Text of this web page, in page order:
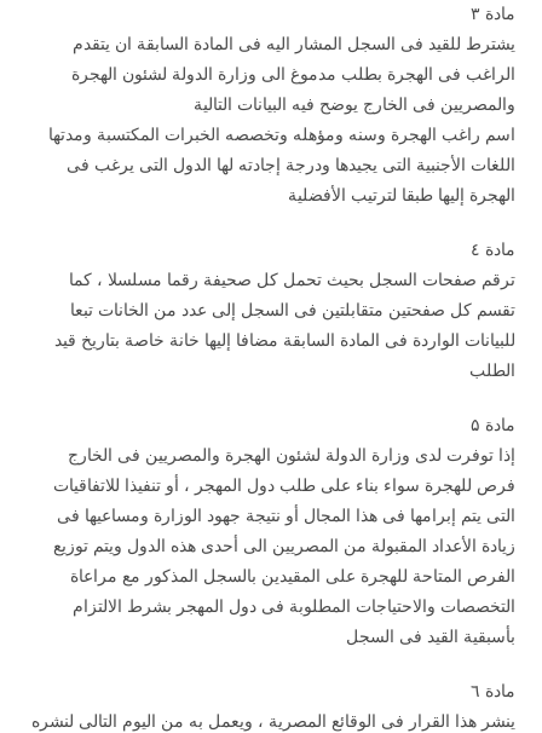
مادة ۳
يشترط للقيد فى السجل المشار اليه فى المادة السابقة ان يتقدم
الراغب فى الهجرة بطلب مدموغ الى وزارة الدولة لشئون الهجرة
والمصريين فى الخارج يوضح فيه البيانات التالية
اسم راغب الهجرة وسنه ومؤهله وتخصصه الخبرات المكتسبة ومدتها
اللغات الأجنبية التى يجيدها ودرجة إجادته لها الدول التى يرغب فى
الهجرة إليها طبقا لترتيب الأفضلية
مادة ٤
ترقم صفحات السجل بحيث تحمل كل صحيفة رقما مسلسلا ، كما
تقسم كل صفحتين متقابلتين فى السجل إلى عدد من الخانات تبعا
للبيانات الواردة فى المادة السابقة مضافا إليها خانة خاصة بتاريخ قيد
الطلب
مادة ۵
إذا توفرت لدى وزارة الدولة لشئون الهجرة والمصريين فى الخارج
فرص للهجرة سواء بناء على طلب دول المهجر ، أو تنفيذا للاتفاقيات
التى يتم إبرامها فى هذا المجال أو نتيجة جهود الوزارة ومساعيها فى
زيادة الأعداد المقبولة من المصريين الى أحدى هذه الدول ويتم توزيع
الفرص المتاحة للهجرة على المقيدين بالسجل المذكور مع مراعاة
التخصصات والاحتياجات المطلوبة فى دول المهجر بشرط الالتزام
بأسبقية القيد فى السجل
مادة ٦
ينشر هذا القرار فى الوقائع المصرية ، ويعمل به من اليوم التالى لنشره